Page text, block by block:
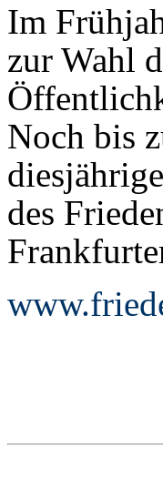
Im
zur Wahl
Noch bis
des